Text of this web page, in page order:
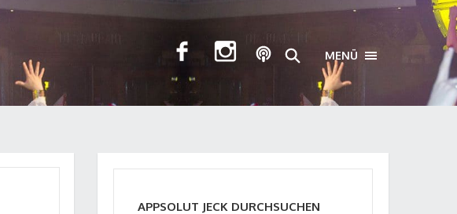
MENÜ TOGGLE
APPSOLUT JECK DURCHSUCHEN